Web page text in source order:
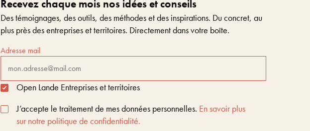
Recevez chaque mois nos idées et conseils
Des témoignages, des outils, des méthodes et des inspirations. Du concret, au
plus près des entreprises et territoires. Directement dans votre boîte.
Adresse mail
Open Lande Entreprises et territoires
J’accepte le traitement de mes données personnelles. En savoir plus
sur notre politique de confidentialité.